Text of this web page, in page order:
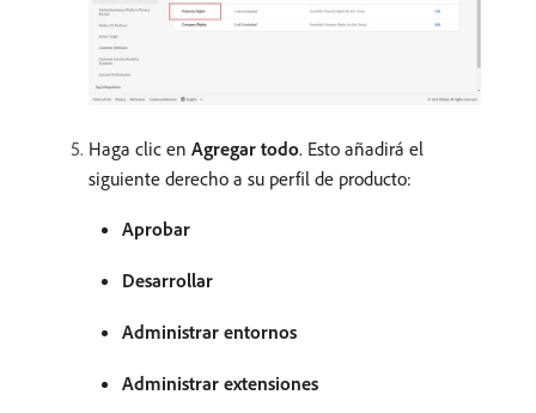
Haga clic en Agregar todo. Esto añadirá el
siguiente derecho a su perfil de producto:
Aprobar
Desarrollar
Administrar entornos
Administrar extensiones